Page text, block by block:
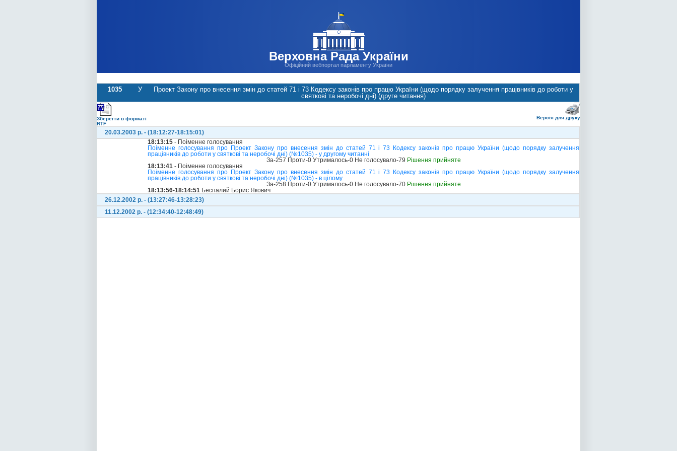
Верховна Рада України
Офіційний вебпортал парламенту України
1035 У
Проект Закону про внесення змін до статей 71 і 73 Кодексу законів про працю України (щодо порядку залучення працівників до роботи у
святкові та неробочі дні) (друге читання)
Зберегти в форматі
RTF
Версія для друку
20.03.2003 р. - (18:12:27-18:15:01)
18:13:15 - Поіменне голосування
Поіменне голосування про Проект Закону про внесення змін до статей 71 і 73 Кодексу законів про працю України (щодо порядку залучення
працівників до роботи у святкові та неробочі дні) (№1035) - у другому читанні
За-257 Проти-0 Утрималось-0 Не голосувало-79 Рішення прийняте
18:13:41 - Поіменне голосування
Поіменне голосування про Проект Закону про внесення змін до статей 71 і 73 Кодексу законів про працю України (щодо порядку залучення
працівників до роботи у святкові та неробочі дні) (№1035) - в цілому
За-258 Проти-0 Утрималось-0 Не голосувало-70 Рішення прийняте
18:13:56-18:14:51 Беспалий Борис Якович
26.12.2002 р. - (13:27:46-13:28:23)
11.12.2002 р. - (12:34:40-12:48:49)